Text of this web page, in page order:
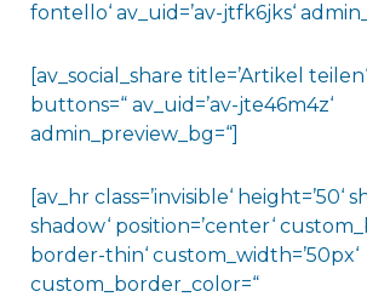
fontello‘ av_uid=’av-jtfk6jks‘
[av_social_share title=’Artikel
buttons=“ av_uid=’av-jte46m4z‘
admin_preview_bg=“]
[av_hr class=’invisible‘ height=’50‘
shadow‘ position=’center‘
border-thin‘ custom_width=’50px‘
custom_border_color=“